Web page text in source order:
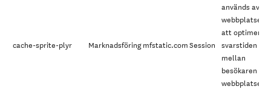
cache-sprite-plyr Marknadsföringmfstatic.comSession
används av
webbplatsen
att optimera
svarstiden
mellan
besökaren och
webbplatsen.